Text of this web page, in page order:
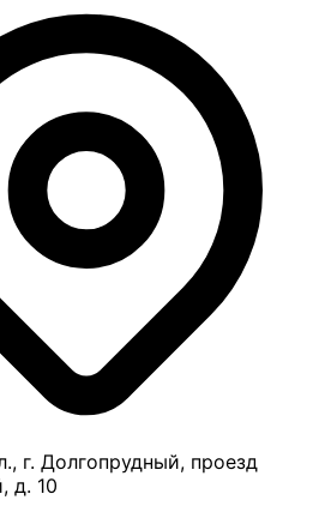
г. Долгопрудный, проезд
д. 10